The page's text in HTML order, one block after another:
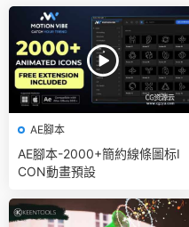
AE腳本
AE腳本-2000+簡約線條圖标I
CON動畫預設